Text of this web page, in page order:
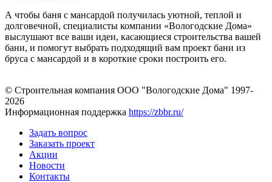
А чтобы баня с мансардой получилась уютной, теплой и
долговечной, специалисты компании «Вологодские Дома»
выслушают все ваши идеи, касающиеся строительства вашей
бани, и помогут выбрать подходящий вам проект бани из
бруса с мансардой и в короткие сроки построить его.
© Строительная компания ООО "Вологодские Дома" 1997-
2026
Информационная поддержка https://zbbr.ru/
Задать вопрос
Заказать проект
Акции
Новости
Контакты